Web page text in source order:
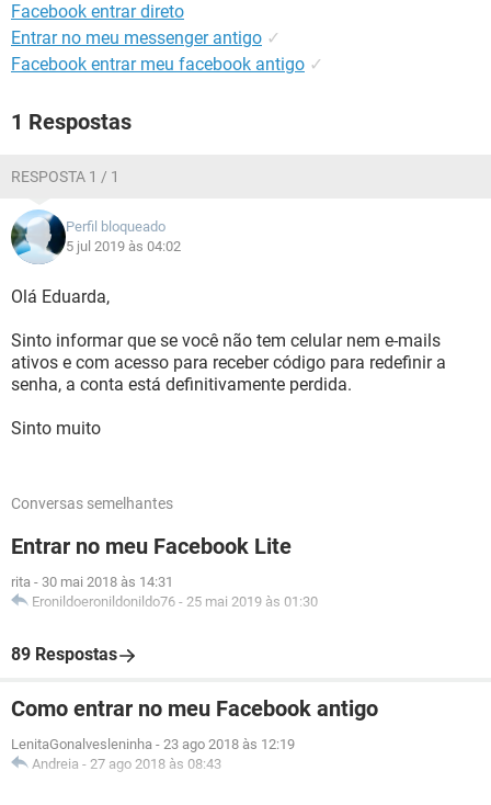
Facebook entrar direto
Entrar no meu messenger antigo ✓
Facebook entrar meu facebook antigo ✓
1 Respostas
RESPOSTA 1 / 1
Perfil bloqueado
5 jul 2019 às 04:02
Olá Eduarda,
Sinto informar que se você não tem celular nem e-mails
ativos e com acesso para receber código para redefinir a
senha, a conta está definitivamente perdida.
Sinto muito
Conversas semelhantes
Entrar no meu Facebook Lite
rita - 30 mai 2018 às 14:31
Eronildoeronildonildo76 - 25 mai 2019 às 01:30
89 Respostas
Como entrar no meu Facebook antigo
LenitaGonalvesleninha - 23 ago 2018 às 12:19
Andreia - 27 ago 2018 às 08:43